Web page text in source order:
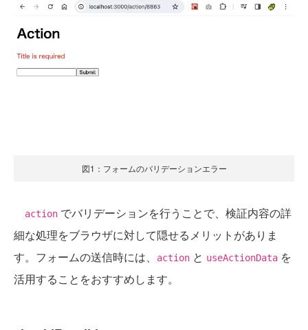
図1：フォームのバリデーションエラー
action でバリデーションを行うことで、検証内容の詳
細な処理をブラウザに対して隠せるメリットがありま
す。フォームの送信時には、
action と useActionData を
活用することをおすすめします。